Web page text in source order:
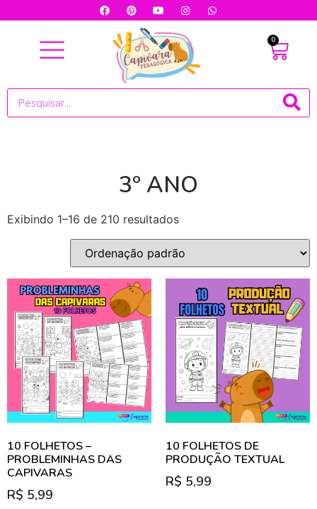
0
3º ANO
Exibindo 1–16 de 210 resultados
10 FOLHETOS –
PROBLEMINHAS DAS
CAPIVARAS
R$ 5,99
10 FOLHETOS DE
PRODUÇÃO TEXTUAL
R$ 5,99